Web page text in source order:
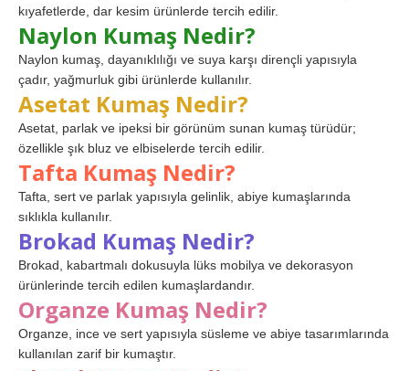
kıyafetlerde, dar kesim ürünlerde tercih edilir.
Naylon Kumaş Nedir?
Naylon kumaş, dayanıklılığı ve suya karşı dirençli yapısıyla
çadır, yağmurluk gibi ürünlerde kullanılır.
Asetat Kumaş Nedir?
Asetat, parlak ve ipeksi bir görünüm sunan kumaş türüdür;
özellikle şık bluz ve elbiselerde tercih edilir.
Tafta Kumaş Nedir?
Tafta, sert ve parlak yapısıyla gelinlik, abiye kumaşlarında
sıklıkla kullanılır.
Brokad Kumaş Nedir?
Brokad, kabartmalı dokusuyla lüks mobilya ve dekorasyon
ürünlerinde tercih edilen kumaşlardandır.
Organze Kumaş Nedir?
Organze, ince ve sert yapısıyla süsleme ve abiye tasarımlarında
kullanılan zarif bir kumaştır.